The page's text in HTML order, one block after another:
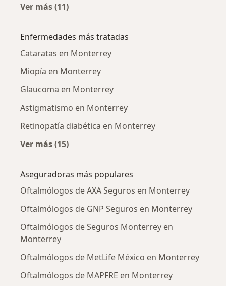
Ver más (11)
Enfermedades más tratadas
Cataratas en Monterrey
Miopía en Monterrey
Glaucoma en Monterrey
Astigmatismo en Monterrey
Retinopatía diabética en Monterrey
Ver más (15)
Aseguradoras más populares
Oftalmólogos de AXA Seguros en Monterrey
Oftalmólogos de GNP Seguros en Monterrey
Oftalmólogos de Seguros Monterrey en
Monterrey
Oftalmólogos de MetLife México en Monterrey
Oftalmólogos de MAPFRE en Monterrey